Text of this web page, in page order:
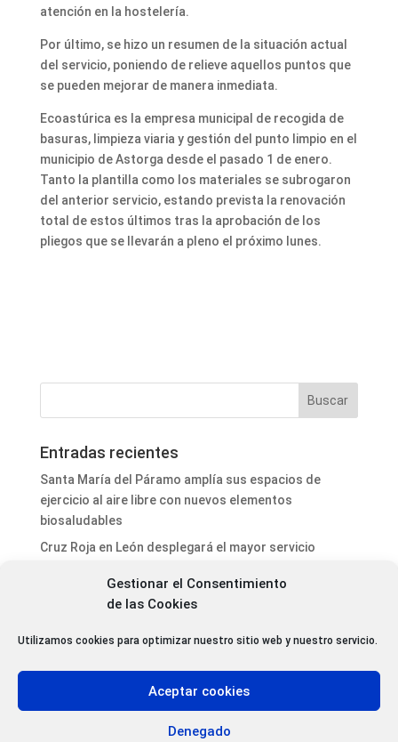
Gestionar el Consentimiento
de las Cookies
Utilizamos cookies para optimizar nuestro sitio web y nuestro servicio.
Aceptar cookies
Denegado
atención en la hostelería.
Por último, se hizo un resumen de la situación actual
del servicio, poniendo de relieve aquellos puntos que
se pueden mejorar de manera inmediata.
Ecoastúrica es la empresa municipal de recogida de
basuras, limpieza viaria y gestión del punto limpio en el
municipio de Astorga desde el pasado 1 de enero.
Tanto la plantilla como los materiales se subrogaron
del anterior servicio, estando prevista la renovación
total de estos últimos tras la aprobación de los
pliegos que se llevarán a pleno el próximo lunes.
Entradas recientes
Santa María del Páramo amplía sus espacios de
ejercicio al aire libre con nuevos elementos
biosaludables
Cruz Roja en León desplegará el mayor servicio
Astorga presenta el cartel oficial del eclipse total de
El proyecto del aparcamiento de autocaravanas de
Astorga da un nuevo paso con la adjudicación de la